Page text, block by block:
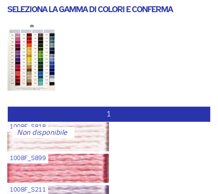
SELEZIONA LA GAMMA DI COLORI E CONFERMA
1
Non disponibile
1008F_S818
1008F_S899
1008F_S211